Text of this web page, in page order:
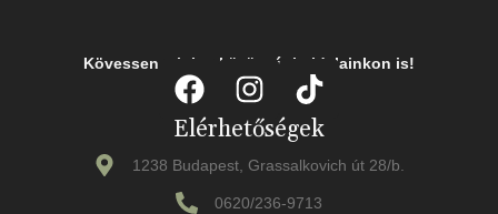
Kövessen minket közösségi oldalainkon is!
Elérhetőségek
1238 Budapest, Grassalkovich út 28/b.
0620/236-9713